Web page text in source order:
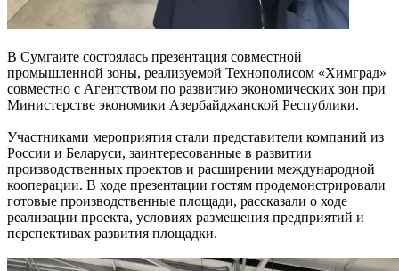
В Сумгаите состоялась презентация совместной
промышленной зоны, реализуемой Технополисом «Химград»
совместно с Агентством по развитию экономических зон при
Министерстве экономики Азербайджанской Республики.
Участниками мероприятия стали представители компаний из
России и Беларуси, заинтересованные в развитии
производственных проектов и расширении международной
кооперации. В ходе презентации гостям продемонстрировали
готовые производственные площади, рассказали о ходе
реализации проекта, условиях размещения предприятий и
перспективах развития площадки.